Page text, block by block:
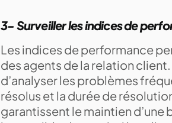
3- Surveiller les indices de
Les indices de performance
des agents de la relation
d’analyser les problèmes
résolus et la durée de
garantissent le maintien d’une